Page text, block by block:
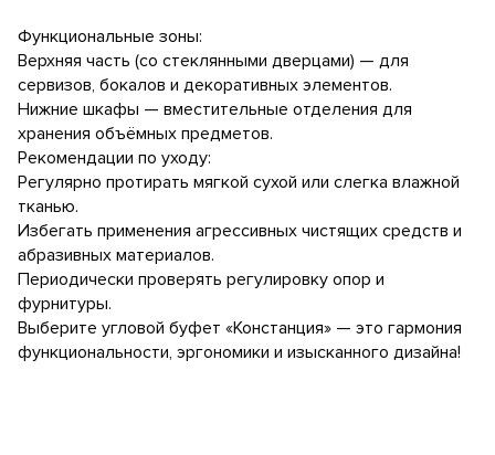
Функциональные зоны:
Верхняя часть (со стеклянными дверцами) — для
сервизов, бокалов и декоративных элементов.
Нижние шкафы — вместительные отделения для
хранения объёмных предметов.
Рекомендации по уходу:
Регулярно протирать мягкой сухой или слегка влажной
тканью.
Избегать применения агрессивных чистящих средств и
абразивных материалов.
Периодически проверять регулировку опор и
фурнитуры.
Выберите угловой буфет «Констанция» — это гармония
функциональности, эргономики и изысканного дизайна!